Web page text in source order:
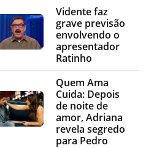
Vidente faz
grave previsão
envolvendo o
apresentador
Ratinho
Quem Ama
Cuida: Depois
de noite de
amor, Adriana
revela segredo
para Pedro